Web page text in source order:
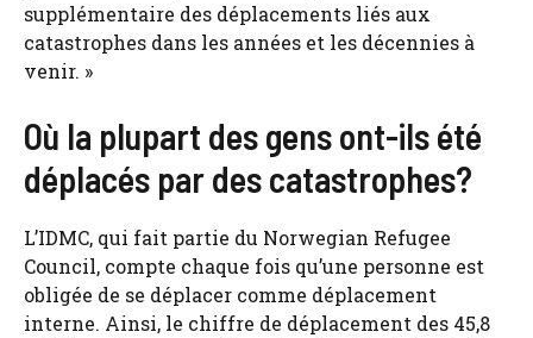
supplémentaire des déplacements liés aux
catastrophes dans les années et les décennies à
venir. »
Où la plupart des gens ont-ils été
déplacés par des catastrophes?
L’IDMC, qui fait partie du Norwegian Refugee
Council, compte chaque fois qu’une personne est
obligée de se déplacer comme déplacement
interne. Ainsi, le chiffre de déplacement des 45,8